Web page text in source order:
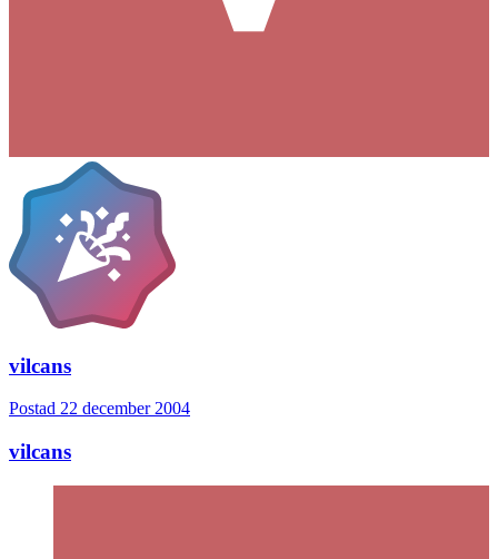
vilcans
Postad 22 december 2004
vilcans